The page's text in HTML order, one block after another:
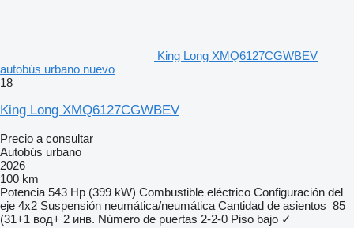
King Long XMQ6127CGWBEV
autobús urbano nuevo
18
King Long XMQ6127CGWBEV
Precio a consultar
Autobús urbano
2026
100 km
Potencia 543 Hp (399 kW) Combustible eléctrico Configuración del
eje 4x2 Suspensión neumática/neumática Cantidad de asientos 85
(31+1 вод+ 2 инв. Número de puertas 2-2-0 Piso bajo ✓